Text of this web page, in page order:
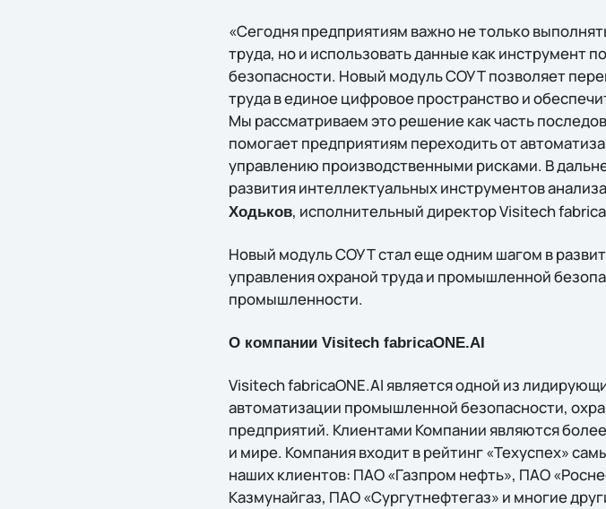
«Сегодня предприятиям важно не только
труда, но и использовать данные как инструмент
безопасности. Новый модуль СОУТ позволяет
труда в единое цифровое пространство и
Мы рассматриваем это решение как часть
помогает предприятиям переходить от
управлению производственными рисками. В
развития интеллектуальных инструментов
Ходьков, исполнительный директор Visitech
Новый модуль СОУТ стал еще одним шагом в
управления охраной труда и промышленной
промышленности.
О компании Visitech fabricaONE.AI
Visitech fabricaONE.AI является одной из
автоматизации промышленной безопасности,
предприятий. Клиентами Компании являются
и мире. Компания входит в рейтинг «Техуспех»
наших клиентов: ПАО «Газпром нефть», ПАО
Казмунайгаз, ПАО «Сургутнефтегаз» и многие